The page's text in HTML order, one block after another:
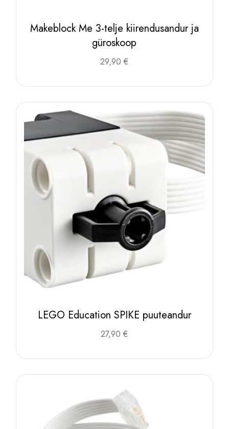
Makeblock Me 3-telje kiirendusandur ja
güroskoop
29,90€
LEGO Education SPIKE puuteandur
27,90€